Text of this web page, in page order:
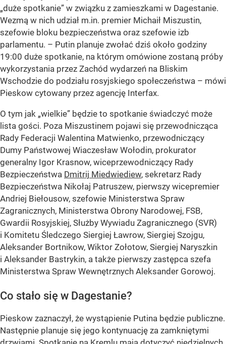
„duże spotkanie” w związku z zamieszkami w Dagestanie.
Wezmą w nich udział m.in. premier Michaił Miszustin,
szefowie bloku bezpieczeństwa oraz szefowie izb
parlamentu. – Putin planuje zwołać dziś około godziny
19:00 duże spotkanie, na którym omówione zostaną próby
wykorzystania przez Zachód wydarzeń na Bliskim
Wschodzie do podziału rosyjskiego społeczeństwa – mówi
Pieskow cytowany przez agencję Interfax.
O tym jak „wielkie” będzie to spotkanie świadczyć może
lista gości. Poza Miszustinem pojawi się przewodnicząca
Rady Federacji Walentina Matwienko, przewodniczący
Dumy Państwowej Wiaczesław Wołodin, prokurator
generalny Igor Krasnow, wiceprzewodniczący Rady
Bezpieczeństwa Dmitrij Miedwiediew, sekretarz Rady
Bezpieczeństwa Nikołaj Patruszew, pierwszy wicepremier
Andriej Biełousow, szefowie Ministerstwa Spraw
Zagranicznych, Ministerstwa Obrony Narodowej, FSB,
Gwardii Rosyjskiej, Służby Wywiadu Zagranicznego (SVR)
i Komitetu Śledczego Siergiej Ławrow, Siergiej Szojgu,
Aleksander Bortnikow, Wiktor Zołotow, Siergiej Naryszkin
i Aleksander Bastrykin, a także pierwszy zastępca szefa
Ministerstwa Spraw Wewnętrznych Aleksander Gorowoj.
Co stało się w Dagestanie?
Pieskow zaznaczył, że wystąpienie Putina będzie publiczne.
Następnie planuje się jego kontynuację za zamkniętymi